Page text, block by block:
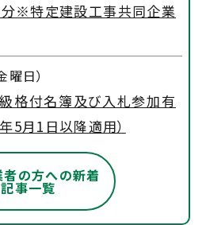
者の方への新着
記事一覧
分※特定建設工事共同企業
日）
格付名簿及び入札参加有
5月1日以降適用）